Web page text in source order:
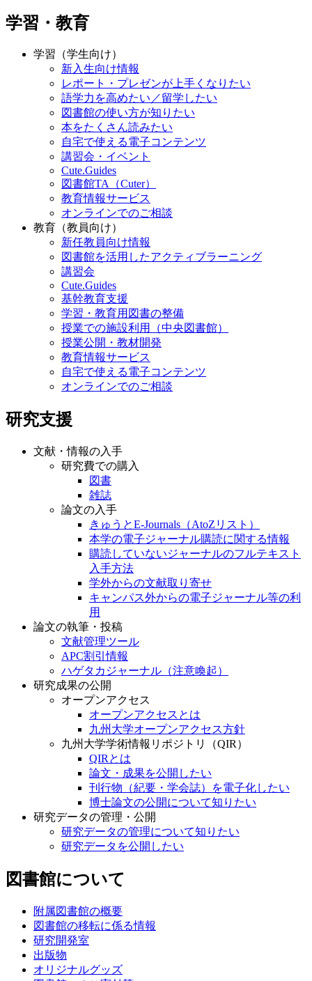
学習・教育
学習（学生向け）
新入生向け情報
レポート・プレゼンが上手くなりたい
語学力を高めたい／留学したい
図書館の使い方が知りたい
本をたくさん読みたい
自宅で使える電子コンテンツ
講習会・イベント
Cute.Guides
図書館TA（Cuter）
教育情報サービス
オンラインでのご相談
教育（教員向け）
新任教員向け情報
図書館を活用したアクティブラーニング
講習会
Cute.Guides
基幹教育支援
学習・教育用図書の整備
授業での施設利用（中央図書館）
授業公開・教材開発
教育情報サービス
自宅で使える電子コンテンツ
オンラインでのご相談
研究支援
文献・情報の入手
研究費での購入
図書
雑誌
論文の入手
きゅうとE-Journals（AtoZリスト）
本学の電子ジャーナル購読に関する情報
購読していないジャーナルのフルテキスト
入手方法
学外からの文献取り寄せ
キャンパス外からの電子ジャーナル等の利
用
論文の執筆・投稿
文献管理ツール
APC割引情報
ハゲタカジャーナル（注意喚起）
研究成果の公開
オープンアクセス
オープンアクセスとは
九州大学オープンアクセス方針
九州大学学術情報リポジトリ（QIR）
QIRとは
論文・成果を公開したい
刊行物（紀要・学会誌）を電子化したい
博士論文の公開について知りたい
研究データの管理・公開
研究データの管理について知りたい
研究データを公開したい
図書館について
附属図書館の概要
図書館の移転に係る情報
研究開発室
出版物
オリジナルグッズ